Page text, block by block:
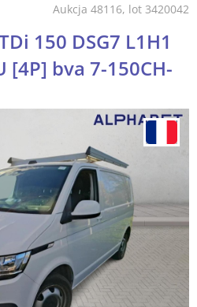
Aukcja 48116, lot 3420042
150 DSG7 L1H1
[4P] bva 7-150CH-